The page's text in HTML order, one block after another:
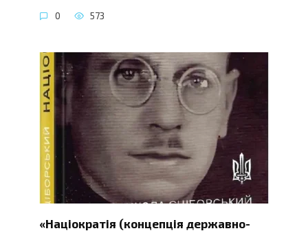
0 573
«Націократія (концепція державно-